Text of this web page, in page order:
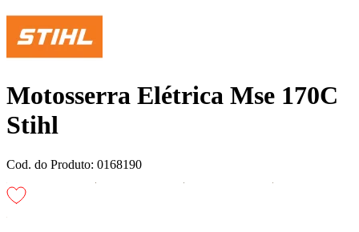
Motosserra Elétrica Mse 170C
Stihl
Cod. do Produto: 0168190